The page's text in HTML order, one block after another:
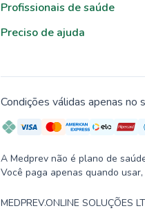
Profissionais de saúde
Preciso de ajuda
Condições válidas apenas
A Medprev não é plano de
Você paga apenas quando
MEDPREV.ONLINE SOLUÇÕES